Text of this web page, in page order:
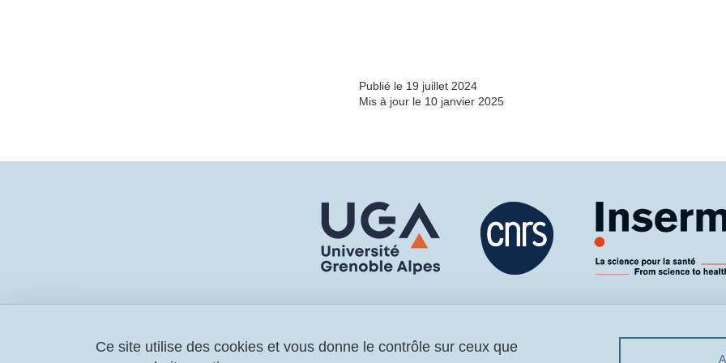
Publié le 19 juillet 2024
Mis à jour le 10 janvier 2025
UAR hTAG
Menu footer
Contact
Ce site utilise des cookies et vous donne le contrôle sur ceux que